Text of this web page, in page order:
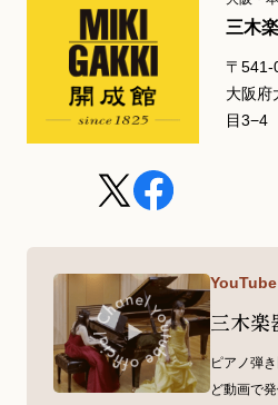
三木
〒541-
大阪府
目3−4
三木楽
ピアノ弾
ど動画で発